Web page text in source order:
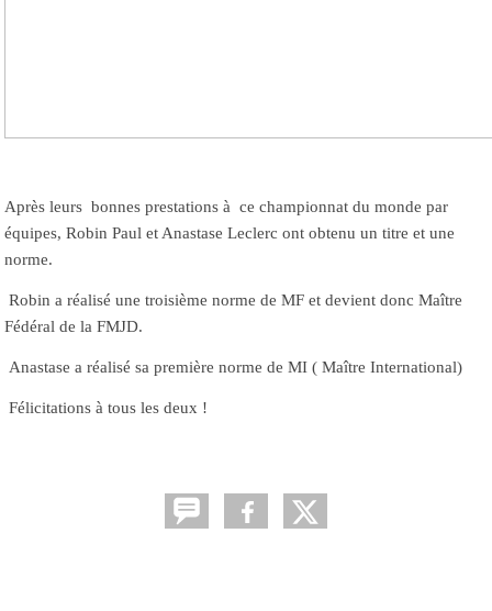
Après leurs bonnes prestations à ce championnat du monde par
équipes, Robin Paul et Anastase Leclerc ont obtenu un titre et une
norme.
Robin a réalisé une troisième norme de MF et devient donc Maître
Fédéral de la FMJD.
Anastase a réalisé sa première norme de MI ( Maître International)
Félicitations à tous les deux !